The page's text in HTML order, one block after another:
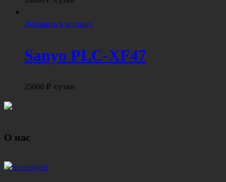
Добавить в корзину
Sanyo PLC-XF47
25000 ₽ /сутки
О нас